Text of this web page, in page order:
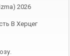
2026
В Херцег